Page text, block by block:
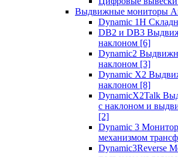
Выдвижные мониторы
Dynamic 1Н
DB2 и DB3
наклоном [6]
Dynamic2
наклоном [3]
Dynamic X2
наклоном [8]
DynamicX2Talk
с наклоном и
[2]
Dynamic 3
механизмом
Dynamic3Reverse